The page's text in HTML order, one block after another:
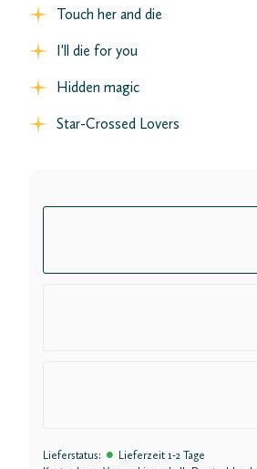
Touch her and die
I'll die for you
Hidden magic
Star-Crossed Lovers
Lieferstatus: • Lieferzeit 1-2 Tage